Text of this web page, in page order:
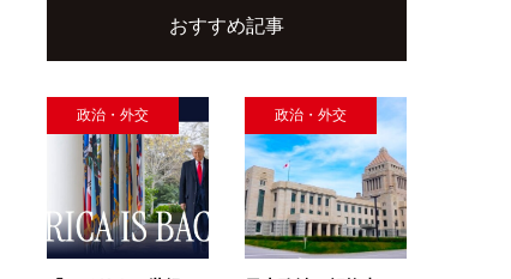
おすすめ記事
政治・外交 政治・外交